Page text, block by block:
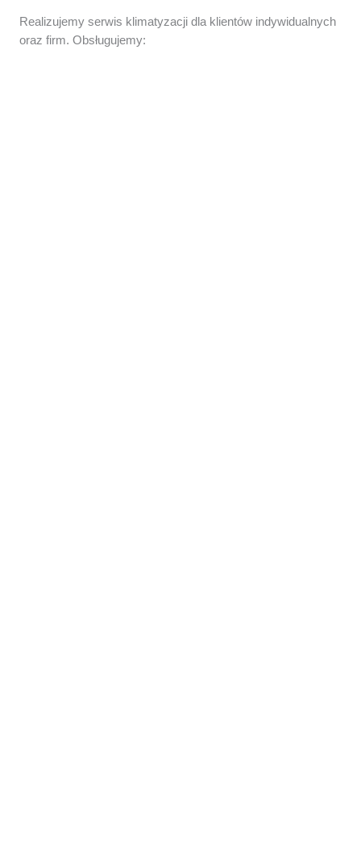
Realizujemy serwis klimatyzacji dla klientów indywidualnych
oraz firm. Obsługujemy: